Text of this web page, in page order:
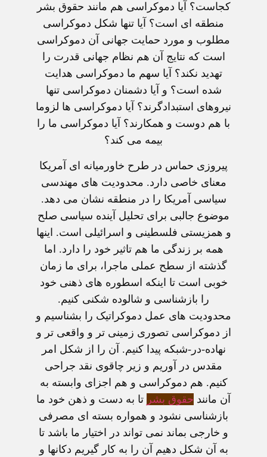
کجاست؟ آيا دموکراسی هم مانند حقوق بشر
منطقه ای است؟ آيا تنها شکل دموکراسی
مطلوب و مورد حمايت جهانی آن دموکراسی
است که نتايج آن هم نظام جهانی قدرت را
تهديد نکند؟ آيا سهم ما دموکراسی هدايت
شده است؟ و آيا دشمنان دموکراسی تنها
نيروهای استبدادگرند؟ آيا دموکراسی ها لزوما
با هم دوست و همکارند؟ آيا دموکراسی ما را
بيمه می کند؟
پيروزی حماس در طرح خاورميانه ای آمريکا
معنای خاصی دارد. محدوديت های مهندسی
سياسی آمريکا را در منطقه نشان می دهد.
موضوع جالبی برای تحليل آينده سياسی صلح
و همزيستی فلسطينی و اسرائيلی است. اينها
همه بر زندگی ما هم تاثير خود را دارد. اما
گذشته از سطح عملی ماجرا، برای ما زمان
خوبی است تا اينکه اسطوره های ذهنی خود
را بازشناسی و شالوده شکنی کنيم.
محدوديت های عمل دموکراتيک را بشناسيم و
از دموکراسی تصوری زمينی تر و واقعی تر و
نهاده-در-شبکه پيدا کنيم. آن را از شکل امر
مقدس در آوريم و زير چاقوی نقد جراحی
کنيم. هم دموکراسی و هم اجزای وابسته به
آن مانند حقوق بشر تا به دست و ذهن خود ما
بازشناسی نشود و همواره بسته ای مصرفی
و خارجی بماند نمی تواند در اختيار ما باشد تا
به آن شکل دهيم آن را به کار گيريم دکانها و